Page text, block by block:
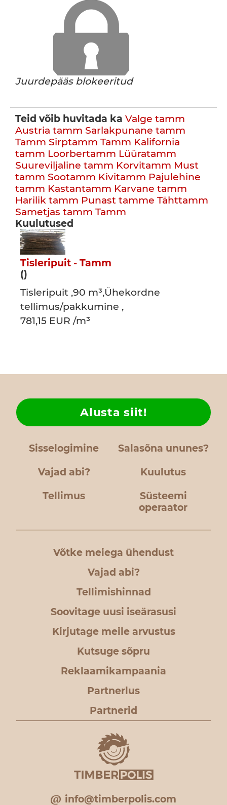
Juurdepääs blokeeritud
Teid võib huvitada ka Valge tamm
Austria tamm Sarlakpunane tamm
Tamm Sirptamm Tamm Kalifornia
tamm Loorbertamm Lüüratamm
Suureviljaline tamm Korvitamm Must
tamm Sootamm Kivitamm Pajulehine
tamm Kastantamm Karvane tamm
Harilik tamm Punast tamme Tähttamm
Sametjas tamm Tamm
Kuulutused
Tisleripuit - Tamm
()
Tisleripuit ,90 m³,Ühekordne
tellimus/pakkumine ,
781,15 EUR /m³
Sisselogimine Salasõna ununes?
Vajad abi?
Alusta siit!
Kuulutus
Tellimus
Süsteemi
operaator
Võtke meiega ühendust
Vajad abi?
Tellimishinnad
Soovitage uusi iseärasusi
Kirjutage meile arvustus
Kutsuge sõpru
Reklaamikampaania
Partnerlus
Partnerid
info@timberpolis.com